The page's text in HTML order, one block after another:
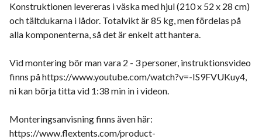
Konstruktionen levereras i väska med hjul (210 x 52 x 28 cm)
och tältdukarna i lådor. Totalvikt är 85 kg, men fördelas på
alla komponenterna, så det är enkelt att hantera.
Vid montering bör man vara 2 - 3 personer, instruktionsvideo
finns på https://www.youtube.com/watch?v=-IS9FVUKuy4,
ni kan börja titta vid 1:38 min in i videon.
Monteringsanvisning finns även här:
https://www.flextents.com/product-